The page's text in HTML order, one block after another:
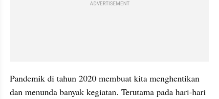
ADVERTISEMENT
Pandemik di tahun 2020 membuat kita menghentikan
dan menunda banyak kegiatan. Terutama pada hari-hari